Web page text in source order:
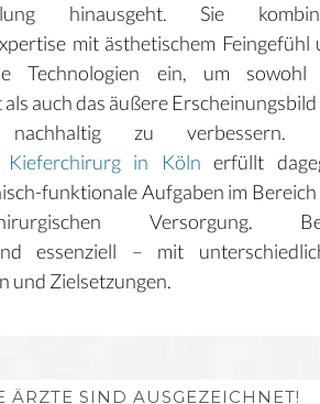
hinausgeht. Sie
mit ästhetischem Feingefühl
Technologien ein, um sowohl
auch das äußere
nachhaltig zu verbessern.
Kieferchirurg in Köln erfüllt
funktionale Aufgaben im
chirurgischen Versorgung.
essenziell – mit
und Zielsetzungen.
ÄRZTE SIND AUSGEZEICHNET!